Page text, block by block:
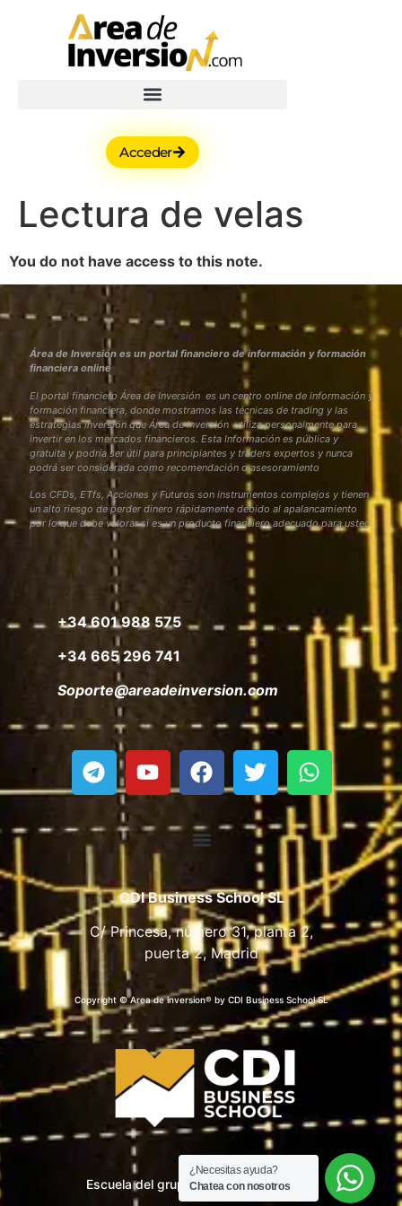
Acceder
Lectura de velas
You do not have access to this note.
Área de Inversión es un portal financiero de información y formación
financiera online
El portal financiero Área de Inversión es un centro online de información y
formación financiera, donde mostramos las técnicas de trading y las
estrategias inversión que Área de Inversión utiliza personalmente para
invertir en los mercados financieros. Esta Información es pública y
gratuita y podría ser útil para principiantes y traders expertos y nunca
podrá ser considerada como recomendación o asesoramiento
Los CFDs, ETfs, Acciones y Futuros son instrumentos complejos y tienen
un alto riesgo de perder dinero rápidamente debido al apalancamiento
por lo que debe valorar si es un producto financiero adecuado para usted
+34 601 988 575
+34 665 296 741
Soporte@areadeinversion.com
CDI Business School SL
C/ Princesa, número 31, planta 2,
puerta 2, Madrid
Copyright © Area de inversion® by CDI Business School SL
Escuela del grupo CDI Business School
¿Necesitas ayuda?
Chatea con nosotros